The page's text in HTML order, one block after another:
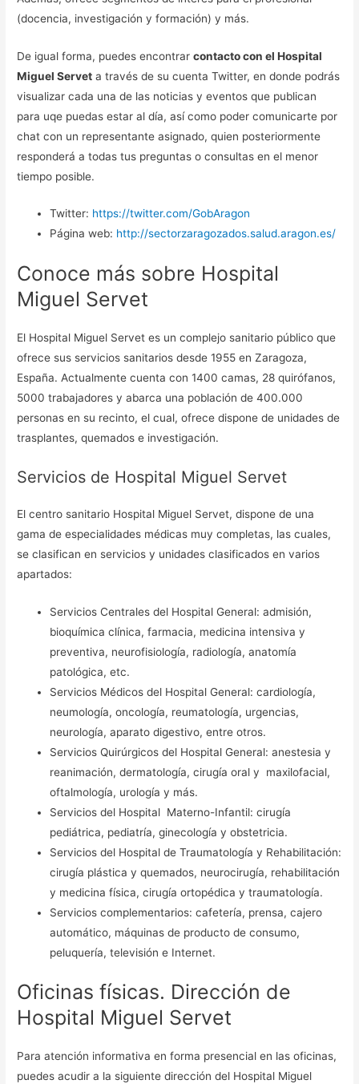
(docencia, investigación y formación) y más.
De igual forma, puedes encontrarcontacto con el Hospital
Miguel Servet a través de su cuenta Twitter, en donde podrás
visualizar cada una de las noticias y eventos que publican
para uqe puedas estar al día, así como poder comunicarte por
chat con un representante asignado, quien posteriormente
responderá a todas tus preguntas o consultas en el menor
tiempo posible.
Twitter: https://twitter.com/GobAragon
Página web: http://sectorzaragozados.salud.aragon.es/
Conoce más sobre Hospital
Miguel Servet
El Hospital Miguel Servet es un complejo sanitario público que
ofrece sus servicios sanitarios desde 1955 en Zaragoza,
España. Actualmente cuenta con 1400 camas, 28 quirófanos,
5000 trabajadores y abarca una población de 400.000
personas en su recinto, el cual, ofrece dispone de unidades de
trasplantes, quemados e investigación.
Servicios de Hospital Miguel Servet
El centro sanitario Hospital Miguel Servet, dispone de una
gama de especialidades médicas muy completas, las cuales,
se clasifican en servicios y unidades clasificados en varios
apartados:
Servicios Centrales del Hospital General: admisión,
bioquímica clínica, farmacia, medicina intensiva y
preventiva, neurofisiología, radiología, anatomía
patológica, etc.
Servicios Médicos del Hospital General: cardiología,
neumología, oncología, reumatología, urgencias,
neurología, aparato digestivo, entre otros.
Servicios Quirúrgicos del Hospital General: anestesia y
reanimación, dermatología, cirugía oral y maxilofacial,
oftalmología, urología y más.
Servicios del Hospital Materno-Infantil: cirugía
pediátrica, pediatría, ginecología y obstetricia.
Servicios del Hospital de Traumatología y Rehabilitación:
cirugía plástica y quemados, neurocirugía, rehabilitación
y medicina física, cirugía ortopédica y traumatología.
Servicios complementarios: cafetería, prensa, cajero
automático, máquinas de producto de consumo,
peluquería, televisión e Internet.
Oficinas físicas. Dirección de
Hospital Miguel Servet
Para atención informativa en forma presencial en las oficinas,
puedes acudir a la siguiente dirección del Hospital Miguel